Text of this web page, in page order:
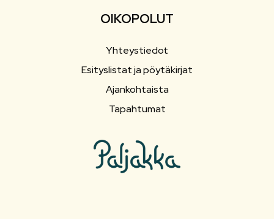
OIKOPOLUT
Yhteystiedot
Esityslistat ja pöytäkirjat
Ajankohtaista
Tapahtumat